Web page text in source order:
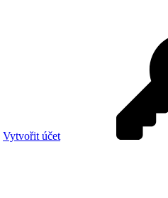
Vytvořit účet